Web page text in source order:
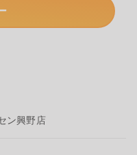
ン興野店